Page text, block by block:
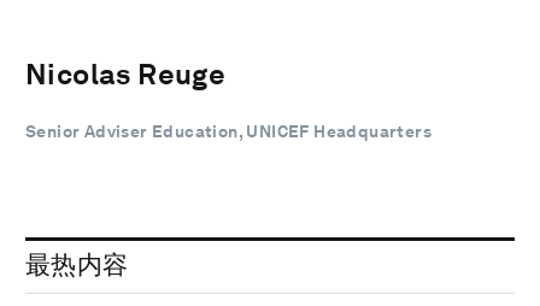
Nicolas Reuge
Senior Adviser Education, UNICEF Headquarters
最热内容